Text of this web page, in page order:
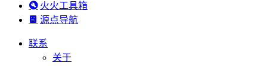
火火工具箱
源点导航
联系
关于